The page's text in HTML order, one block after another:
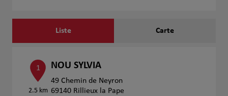
Liste Carte
1
2.5 km
NOU SYLVIA
49 Chemin de Neyron
69140 Rillieux la Pape